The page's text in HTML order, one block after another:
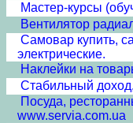
Мастер-курсы
Вентилятор
Самовар купить,
электрические.
Наклейки на
Стабильный
Посуда,
www.servia.com.ua